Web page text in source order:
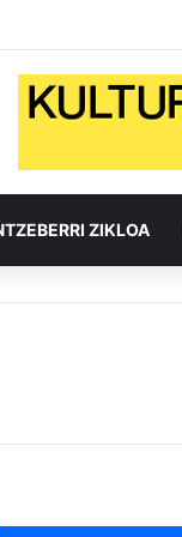
ZIKLOA